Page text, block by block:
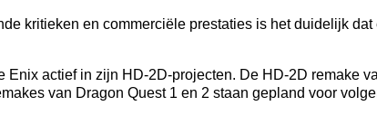
kritieken en commerciële prestaties is het duidelijk dat
Enix actief in zijn HD-2D-projecten. De HD-2D remake
van Dragon Quest 1 en 2 staan gepland voor